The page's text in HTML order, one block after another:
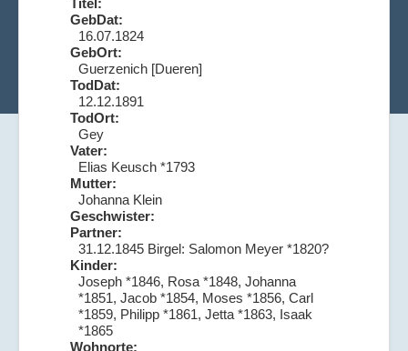
GebDat:
16.07.1824
GebOrt:
Guerzenich [Dueren]
TodDat:
12.12.1891
TodOrt:
Gey
Vater:
Elias Keusch *1793
Mutter:
Johanna Klein
Geschwister:
Partner:
31.12.1845 Birgel: Salomon Meyer *1820?
Kinder:
Joseph *1846, Rosa *1848, Johanna
*1851, Jacob *1854, Moses *1856, Carl
*1859, Philipp *1861, Jetta *1863, Isaak
*1865
Wohnorte: